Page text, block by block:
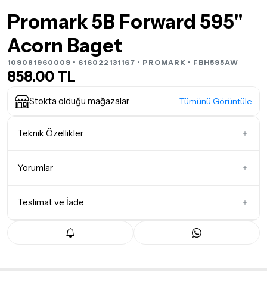
Promark 5B Forward 595"
Acorn Baget
109081960009 • 616022131167 • PROMARK • FBH595AW
858.00 TL
Stokta olduğu mağazalar Tümünü Görüntüle
Teknik Özellikler
Yorumlar
Teslimat ve İade
Teslimat Koşulları